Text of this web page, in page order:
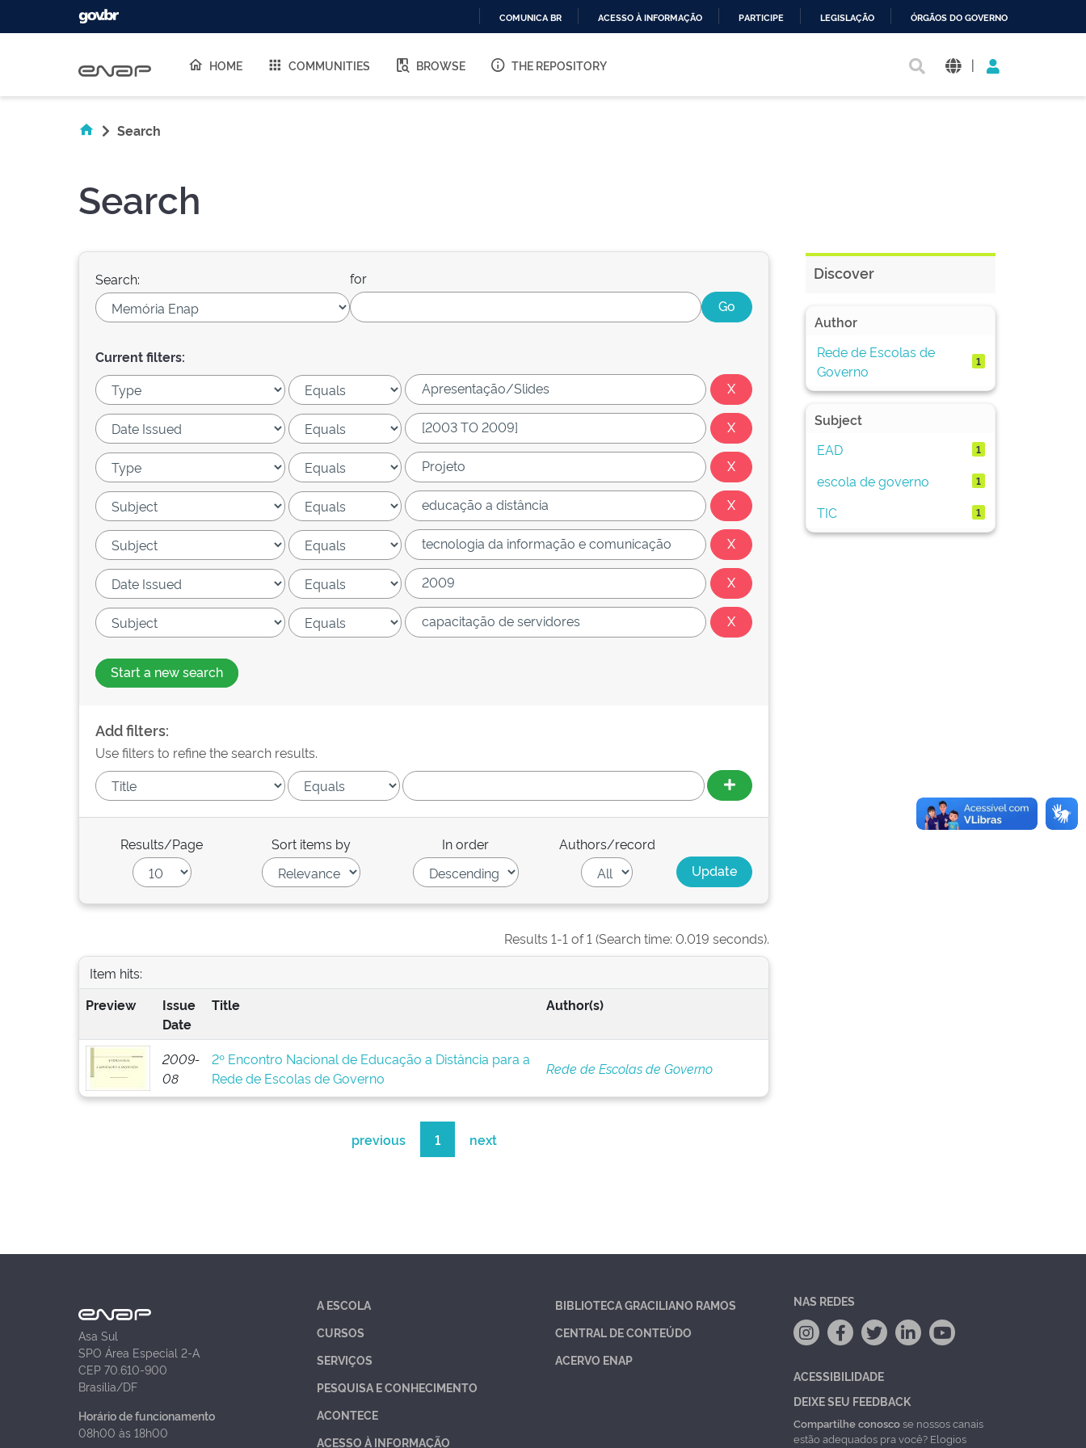
O
COMUNICA BR ACESSO À INFORMAÇÃO PARTICIPE LEGISLAÇÃO ÓRGÃOS DO GOVERNO
HOME COMMUNITIES BROWSE THE REPOSITORY |
Search
Search
Search: for
Current filters:
Start a new search
Add filters:
Use filters to refine the search results.
Results/Page Sort items by In order Authors/record
Results 1-1 of 1 (Search time: 0.019 seconds).
Item hits:
Preview
Issue
Date
Title Author(s)
2009-
08
2º Encontro Nacional de Educação a Distância para a
Rede de Escolas de Governo
Rede de Escolas de Governo
previous 1 next
Discover
Author
Rede de Escolas de
Governo
1
Subject
EAD
1
escola de governo 1
TIC 1
Asa Sul
SPO Área Especial 2-A
CEP 70.610-900
Brasília/DF
Horário de funcionamento
08h00 às 18h00
A ESCOLA
CURSOS
SERVIÇOS
PESQUISA E CONHECIMENTO
ACONTECE
ACESSO À INFORMAÇÃO
BIBLIOTECA GRACILIANO RAMOS
CENTRAL DE CONTEÚDO
ACERVO ENAP
NAS REDES
ACESSIBILIDADE
DEIXE SEU FEEDBACK
Compartilhe conoscose nossos canais
estão adequados pra você? Elogios